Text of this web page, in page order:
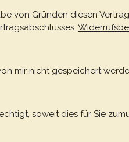
von Gründen diesen
mir nicht gespeichert
soweit dies für Sie